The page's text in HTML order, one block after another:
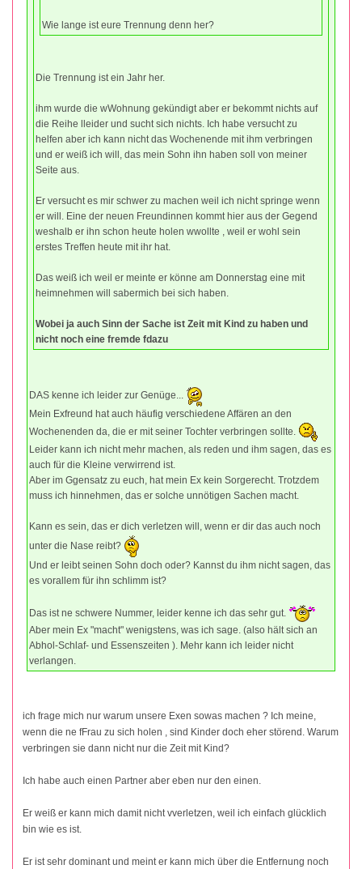
Wie lange ist eure Trennung denn her?
Die Trennung ist ein Jahr her.
ihm wurde die wWohnung gekündigt aber er bekommt nichts auf
die Reihe lleider und sucht sich nichts. Ich habe versucht zu
helfen aber ich kann nicht das Wochenende mit ihm verbringen
und er weiß ich will, das mein Sohn ihn haben soll von meiner
Seite aus.
Er versucht es mir schwer zu machen weil ich nicht springe wenn
er will. Eine der neuen Freundinnen kommt hier aus der Gegend
weshalb er ihn schon heute holen wwollte , weil er wohl sein
erstes Treffen heute mit ihr hat.
Das weiß ich weil er meinte er könne am Donnerstag eine mit
heimnehmen will sabermich bei sich haben.
Wobei ja auch Sinn der Sache ist Zeit mit Kind zu haben und
nicht noch eine fremde fdazu
DAS kenne ich leider zur Genüge...
Mein Exfreund hat auch häufig verschiedene Affären an den
Wochenenden da, die er mit seiner Tochter verbringen sollte.
Leider kann ich nicht mehr machen, als reden und ihm sagen, das es
auch für die Kleine verwirrend ist.
Aber im Ggensatz zu euch, hat mein Ex kein Sorgerecht. Trotzdem
muss ich hinnehmen, das er solche unnötigen Sachen macht.
Kann es sein, das er dich verletzen will, wenn er dir das auch noch
unter die Nase reibt?
Und er leibt seinen Sohn doch oder? Kannst du ihm nicht sagen, das
es vorallem für ihn schlimm ist?
Das ist ne schwere Nummer, leider kenne ich das sehr gut.
Aber mein Ex "macht" wenigstens, was ich sage. (also hält sich an
Abhol-Schlaf- und Essenszeiten ). Mehr kann ich leider nicht
verlangen.
ich frage mich nur warum unsere Exen sowas machen ? Ich meine,
wenn die ne fFrau zu sich holen , sind Kinder doch eher störend. Warum
verbringen sie dann nicht nur die Zeit mit Kind?
Ich habe auch einen Partner aber eben nur den einen.
Er weiß er kann mich damit nicht vverletzen, weil ich einfach glücklich
bin wie es ist.
Er ist sehr dominant und meint er kann mich über die Entfernung noch